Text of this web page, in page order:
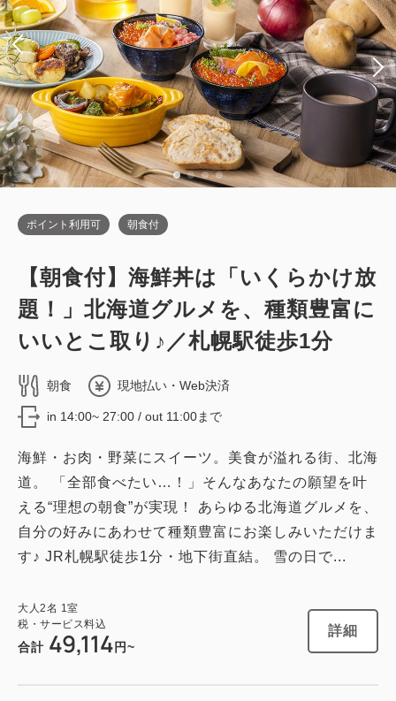
税・サービス料込
会員価格 41,250 円
大人 2名1室
税・サービス料込
合計 41,850
シングルサイズ×2 Wi-Fiあり（無料）
税・サービス料込
会員価格 35,800円
大人2名 1室
税・サービス料込
合計 36,400
残り1室 詳細 今すぐ予約
税・サービス料込
会員価格 35,250円
大人 2名
税・サービス料込
禁煙ルーム
■高層階エグゼクティブフロア■ツイン
Wi-Fiあり（無料）
残り 1室 今すぐ予約
ポイント利用可 朝食付
【朝食付】海鮮丼は「いくらかけ放
題！」北海道グルメを、種類豊富に
いいとこ取り♪／札幌駅徒歩1分
朝食 現地払い・Web決済
in 14:00~ 27:00 / out 11:00まで
海鮮・お肉・野菜にスイーツ。美食が溢れる街、北海
道。 「全部食べたい…！」そんなあなたの願望を叶
える“理想の朝食”が実現！ あらゆる北海道グルメを、
自分の好みにあわせて種類豊富にお楽しみいただけま
す♪ JR札幌駅徒歩1分・地下街直結。 雪の日で...
大人2名 1室
税・サービス料込
合計 49,114 円~
詳細